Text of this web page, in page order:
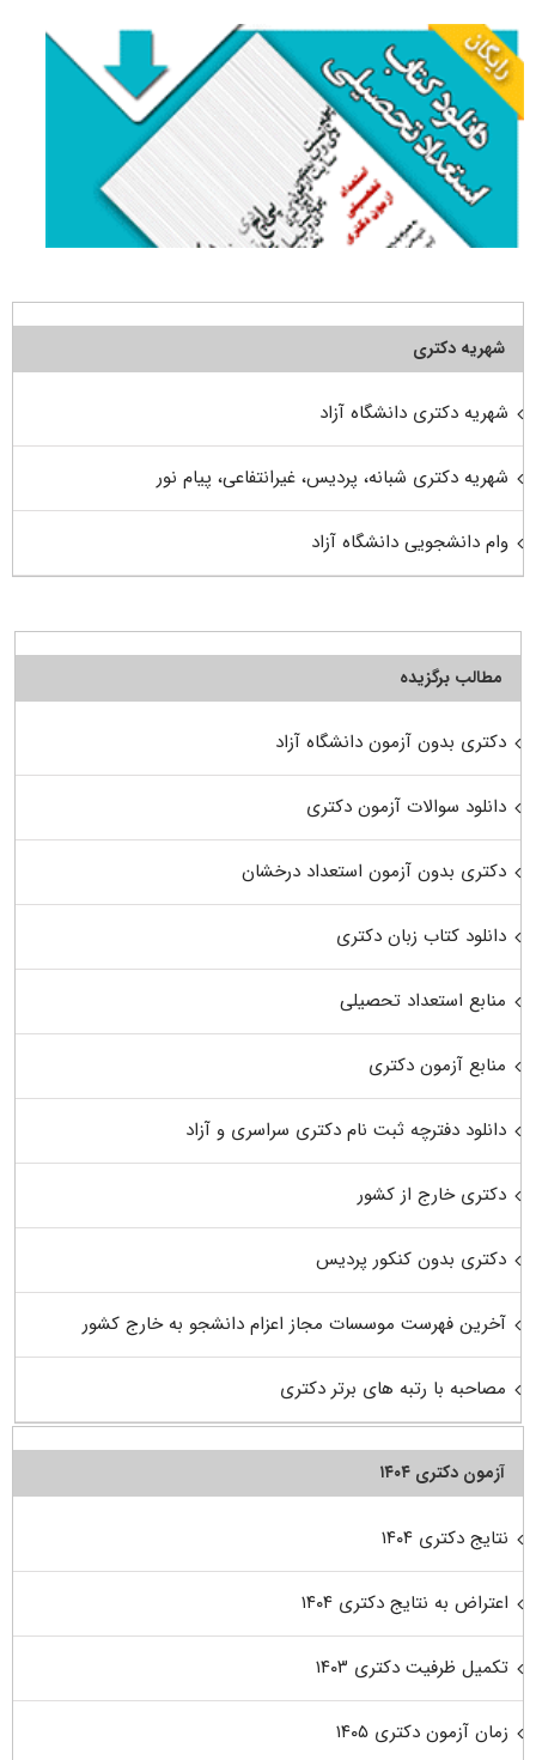
شهریه دکتری
شهریه دکتری دانشگاه آزاد
شهریه دکتری شبانه، پردیس، غیرانتفاعی، پیام نور
وام دانشجویی دانشگاه آزاد
مطالب برگزیده
دکتری بدون آزمون دانشگاه آزاد
دانلود سوالات آزمون دکتری
دکتری بدون آزمون استعداد درخشان
دانلود کتاب زبان دکتری
منابع استعداد تحصیلی
منابع آزمون دکتری
دانلود دفترچه ثبت نام دکتری سراسری و آزاد
دکتری خارج از کشور
دکتری بدون کنکور پردیس
آخرین فهرست موسسات مجاز اعزام دانشجو به خارج کشور
مصاحبه با رتبه های برتر دکتری
آزمون دکتری ۱۴۰۴
نتایج دکتری ۱۴۰۴
اعتراض به نتایج دکتری ۱۴۰۴
تکمیل ظرفیت دکتری ۱۴۰۳
زمان آزمون دکتری ۱۴۰۵